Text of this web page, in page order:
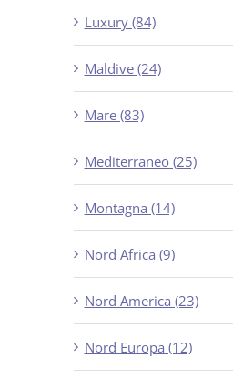
Luxury (84)
Maldive (24)
Mare (83)
Mediterraneo (25)
Montagna (14)
Nord Africa (9)
Nord America (23)
Nord Europa (12)